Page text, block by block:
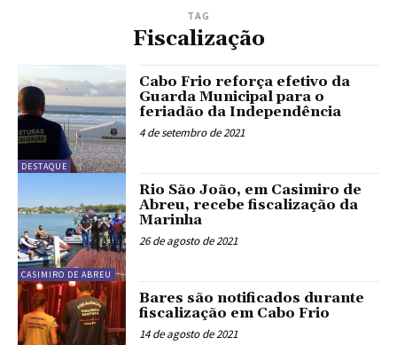
TAG
Fiscalização
DESTAQUE
Cabo Frio reforça efetivo da
Guarda Municipal para o
feriadão da Independência
4 de setembro de 2021
CASIMIRO DE ABREU
Rio São João, em Casimiro de
Abreu, recebe fiscalização da
Marinha
26 de agosto de 2021
Bares são notificados durante
fiscalização em Cabo Frio
14 de agosto de 2021